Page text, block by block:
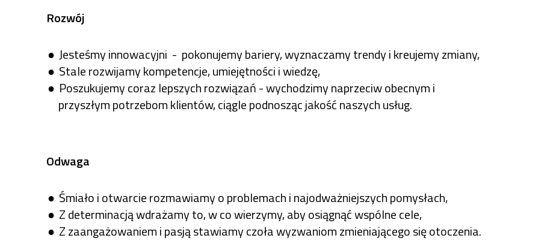
Rozwój
Jesteśmy innowacyjni - pokonujemy bariery, wyznaczamy trendy i kreujemy zmiany,
Stale rozwijamy kompetencje, umiejętności i wiedzę,
Poszukujemy coraz lepszych rozwiązań - wychodzimy naprzeciw obecnym i
przyszłym potrzebom klientów, ciągle podnosząc jakość naszych usług.
Odwaga
Śmiało i otwarcie rozmawiamy o problemach i najodważniejszych pomysłach,
Z determinacją wdrażamy to, w co wierzymy, aby osiągnąć wspólne cele,
Z zaangażowaniem i pasją stawiamy czoła wyzwaniom zmieniającego się otoczenia.